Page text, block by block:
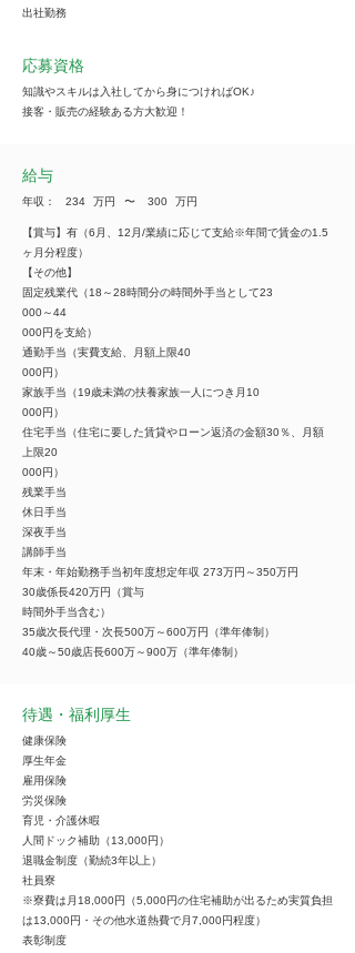
出社勤務
応募資格
知識やスキルは入社してから身につければOK♪
接客・販売の経験ある方大歓迎！
給与
年収： 234 万円 ​〜 300 万円
【賞与】有（6月、12月/業績に応じて支給※年間で賃金の1.5
ヶ月分程度）
【その他】
固定残業代（18～28時間分の時間外手当として23
000～44
000円を支給）
通勤手当（実費支給、月額上限40
000円）
家族手当（19歳未満の扶養家族一人につき月10
000円）
住宅手当（住宅に要した賃貸やローン返済の金額30％、月額
上限20
000円）
残業手当
休日手当
深夜手当
講師手当
年末・年始勤務手当初年度想定年収 273万円～350万円
30歳係長420万円（賞与
時間外手当含む）
35歳次長代理・次長500万～600万円（準年俸制）
40歳～50歳店長600万～900万（準年俸制）
待遇・福利厚生
健康保険
厚生年金
雇用保険
労災保険
育児・介護休暇
人間ドック補助（13,000円）
退職金制度（勤続3年以上）
社員寮
※寮費は月18,000円（5,000円の住宅補助が出るため実質負担
は13,000円・その他水道熱費で月7,000円程度）
表彰制度